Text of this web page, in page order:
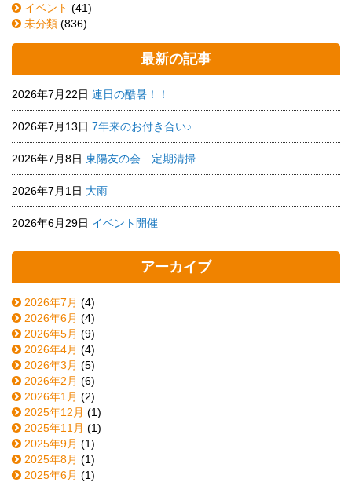
イベント (41)
未分類 (836)
最新の記事
2026年7月22日 連日の酷暑！！
2026年7月13日 7年来のお付き合い♪
2026年7月8日 東陽友の会 定期清掃
2026年7月1日 大雨
2026年6月29日 イベント開催
アーカイブ
2026年7月 (4)
2026年6月 (4)
2026年5月 (9)
2026年4月 (4)
2026年3月 (5)
2026年2月 (6)
2026年1月 (2)
2025年12月 (1)
2025年11月 (1)
2025年9月 (1)
2025年8月 (1)
2025年6月 (1)